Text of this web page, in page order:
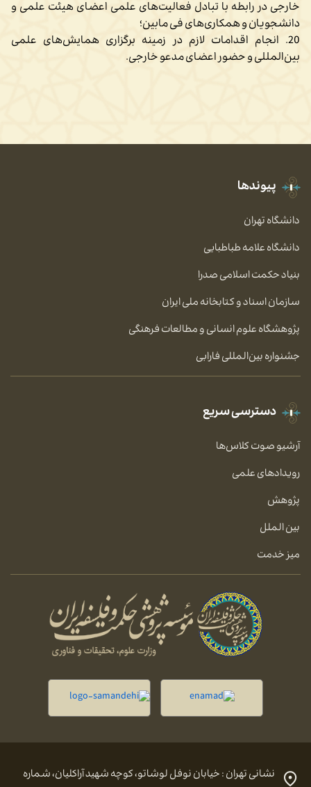
خارجی در رابطه با تبادل فعالیت‌های علمی اعضای هیئت علمی و
دانشجویان و همکاری‌های فی مابین؛
20. انجام اقدامات لازم در زمینه برگزاری همایش‌های علمی
بین‌المللی و حضور اعضای مدعو خارجی.
پیوندها
دانشگاه تهران
دانشگاه علامه طباطبایی
بنیاد حکمت اسلامی صدرا
سازمان اسناد و کتابخانه ملی ایران
پژوهشگاه علوم انسانی و مطالعات فرهنگی
جشنواره بین‌المللی فارابی
دسترسی سریع
آرشیو صوت کلاس‌ها
رویدادهای علمی
پژوهش
بین الملل
میز خدمت
نشانی تهران : خیابان نوفل لوشاتو، کوچه شهید آراکلیان، شماره